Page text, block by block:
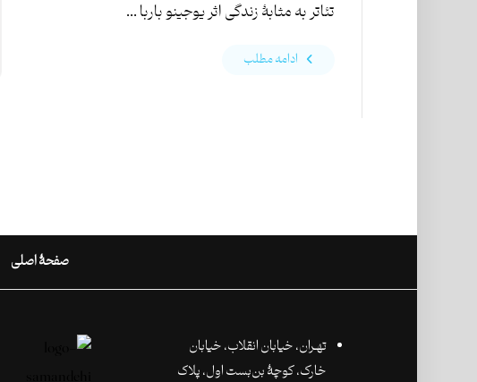
تئاتر به مثابۀ زندگی اثر یوجینو باربا ...
ادامه مطلب
صفحۀ اصلی
تهـران،‌ خیابان انقلاب، خیابان
خارک، کوچۀ بن‌بست اول، پلاک